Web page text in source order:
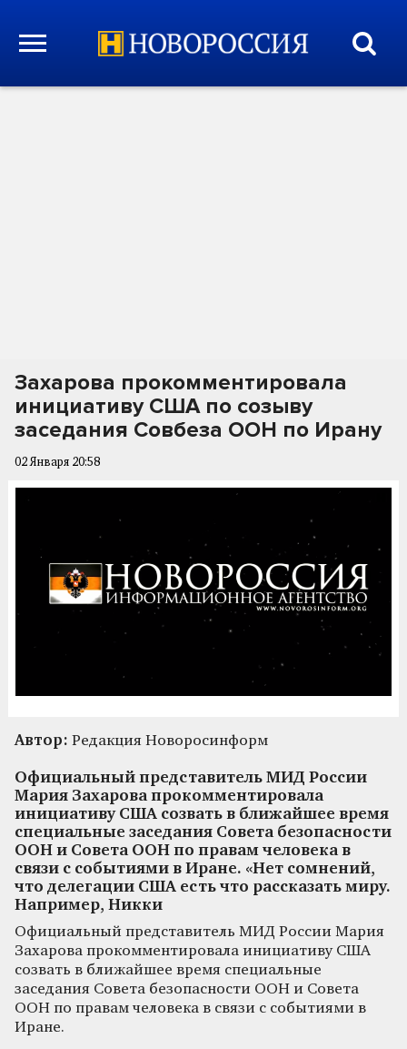
Захарова прокомментировала
инициативу США по созыву
заседания Совбеза ООН по Ирану
02 Января 20:58
Автор: Редакция Новоросинформ
Официальный представитель МИД России
Мария Захарова прокомментировала
инициативу США созвать в ближайшее время
специальные заседания Совета безопасности
ООН и Совета ООН по правам человека в
связи с событиями в Иране. «Нет сомнений,
что делегации США есть что рассказать миру.
Например, Никки
Официальный представитель МИД России Мария
Захарова прокомментировала инициативу США
созвать в ближайшее время специальные
заседания Совета безопасности ООН и Совета
ООН по правам человека в связи с событиями в
Иране.